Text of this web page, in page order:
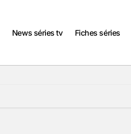
News séries tv Fiches séries